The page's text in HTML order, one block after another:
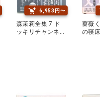
6,953円〜
森茉莉全集 7 ド
ッキリチャンネル
薔薇
の寝